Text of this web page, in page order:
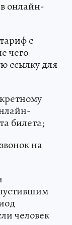
онлайн-
с
чего
ссылку для
билета;
на
человек